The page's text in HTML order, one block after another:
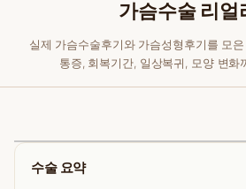
가슴수술 리얼
실제 가슴수술후기와 가슴성형후기를 모
통증, 회복기간, 일상복귀, 모양 변화
수술 요약